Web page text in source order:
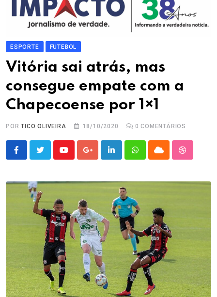
ESPORTE FUTEBOL
Vitória sai atrás, mas
consegue empate com a
Chapecoense por 1×1
PORTICO OLIVEIRA 18/10/2020 0 COMENTÁRIOS
YoutubeGoogle+LinkedInWhatsappCloud